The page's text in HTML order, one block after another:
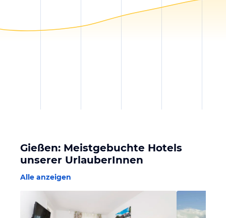
Gießen: Meistgebuchte Hotels
unserer UrlauberInnen
Alle anzeigen